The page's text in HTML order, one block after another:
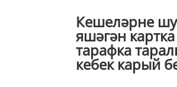
Кешеләрне
яшәгән
тарафка
кебек карый